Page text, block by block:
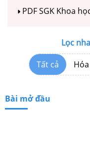
PDF SGK Khoa
Lọc
Tất cả
Bài mở đầu